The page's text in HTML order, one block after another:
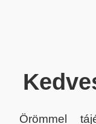
Örömmel